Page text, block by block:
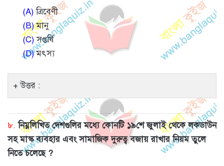
(A)ত্রিবেণী
(B)মানু
(C)সপ্তর্ষি
(D)মৎস্য
উত্তর :
৮. নিম্নলিখিত দেশগুলির মধ্যে কোনটি ১৯শে জুলাই থেকে লকডাউন
সহ মাস্ক ব্যবহার এবং সামাজিক দুরুত্ব বজায় রাখার নিয়ম তুলে
নিতে চলেছে ?